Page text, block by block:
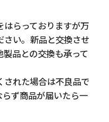
らっておりますが万
い。新品と交換させ
品との交換も承って
された場合は不良品で
ず商品が届いたら一